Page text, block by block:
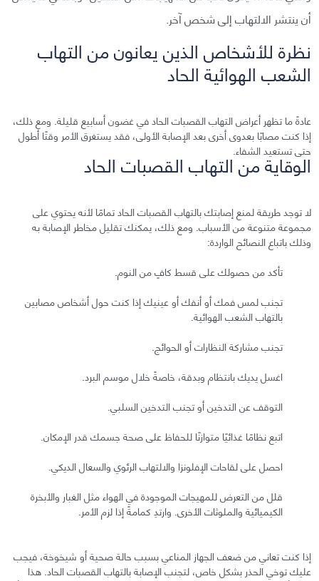
أن ينتشر الالتهاب إلى شخص آخر.
نظرة للأشخاص الذين يعانون من التهاب
الشعب الهوائية الحاد
عادةً ما تظهر أعراض التهاب القصبات الحاد في غضون أسابيع قليلة. ومع ذلك،
إذا كنت مصابًا بعدوى أخرى بعد الإصابة الأولى، فقد يستغرق الأمر وقتًا أطول
حتى تستعيد الشفاء.
الوقاية من التهاب القصبات الحاد
لا توجد طريقة لمنع إصابتك بالتهاب القصبات الحاد تمامًا لأنه يحتوي على
مجموعة متنوعة من الأسباب. ومع ذلك، يمكنك تقليل مخاطر الإصابة به
وذلك باتباع النصائح الواردة:
تأكد من حصولك على قسط كافٍ من النوم.
تجنب لمس فمك أو أنفك أو عينيك إذا كنت حول أشخاص مصابين
بالتهاب الشعب الهوائية.
تجنب مشاركة النظارات أو الحوائج.
اغسل يديك بانتظام وبدقة، خاصةً خلال موسم البرد.
التوقف عن التدخين أو تجنب التدخين السلبي.
اتبع نظامًا غذائيًا متوازنًا للحفاظ على صحة جسمك قدر الإمكان.
احصل على لقاحات الإفلونزا والالتهاب الرئوي والسعال الديكي.
قلل من التعرض للمهيجات الموجودة في الهواء مثل الغبار والأبخرة
الكيميائية والملوثات الأخرى. وارتدِ كمامةً إذا لزم الأمر.
إذا كنت تعاني من ضعف الجهاز المناعي بسبب حالة صحية أو شيخوخة، فيجب
عليك توخي الحذر بشكل خاص، لتجنب الإصابة بالتهاب القصبات الحاد. هذا